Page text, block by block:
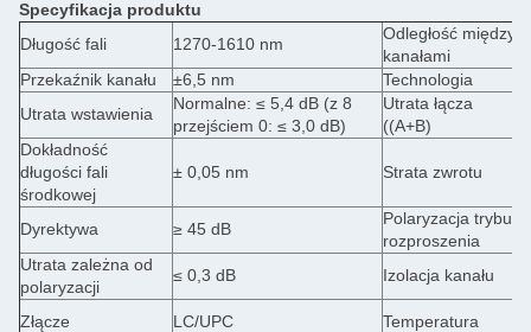
Specyfikacja produktu
Długość fali
1270-1610 nm
Odległość między
kanałami
Przekaźnik kanału
±6,5 nm Technologia
Utrata wstawienia
Normalne: ≤ 5,4 dB (z 8
przejściem 0: ≤ 3,0 dB)
Utrata łącza
((A+B)
Dokładność
długości fali
środkowej
± 0,05 nm Strata zwrotu
Dyrektywa ≥ 45 dB
Polaryzacja trybu
rozproszenia
Utrata zależna od
polaryzacji
≤ 0,3 dB Izolacja kanału
Złącze
LC/UPC Temperatura